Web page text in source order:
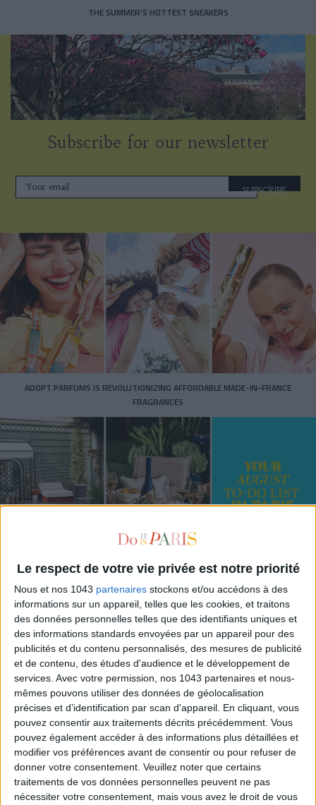
Le respect de votre vie privée est notre priorité
Nous et nos 1043 partenaires stockons et/ou accédons à des
informations sur un appareil, telles que les cookies, et traitons
des données personnelles telles que des identifiants uniques et
des informations standards envoyées par un appareil pour des
publicités et du contenu personnalisés, des mesures de publicité
et de contenu, des études d'audience et le développement de
services. Avec votre permission, nos 1043 partenaires et nous-
mêmes pouvons utiliser des données de géolocalisation
précises et d’identification par scan d'appareil. En cliquant, vous
pouvez consentir aux traitements décrits précédemment. Vous
pouvez également accéder à des informations plus détaillées et
modifier vos préférences avant de consentir ou pour refuser de
donner votre consentement. Veuillez noter que certains
traitements de vos données personnelles peuvent ne pas
nécessiter votre consentement, mais vous avez le droit de vous
THE SUMMER’S HOTTEST SNEAKERS
Subscribe for our newsletter
SUBSCRIBE
ADOPT PARFUMS IS REVOLUTIONIZING AFFORDABLE MADE-IN-FRANCE
FRAGRANCES
15 IDEAS FOR ENJOYING AUGUST IN PARIS
SPF 50 SUNSCREENS YOU'LL ACTUALLY WANT TO SLATHER ON